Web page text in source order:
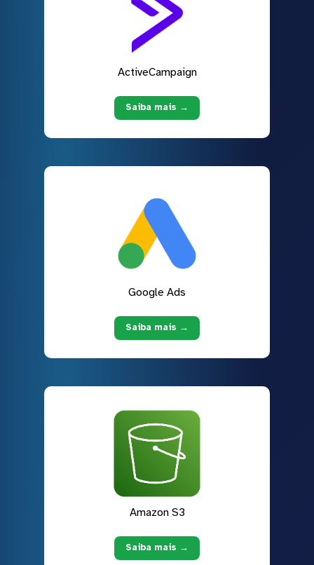
ActiveCampaign
Saiba mais →
Google Ads
Saiba mais →
Amazon S3
Saiba mais →